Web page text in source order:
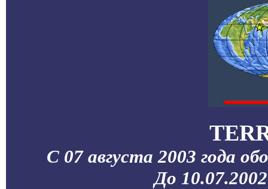
С 07 августа 2003 года
До